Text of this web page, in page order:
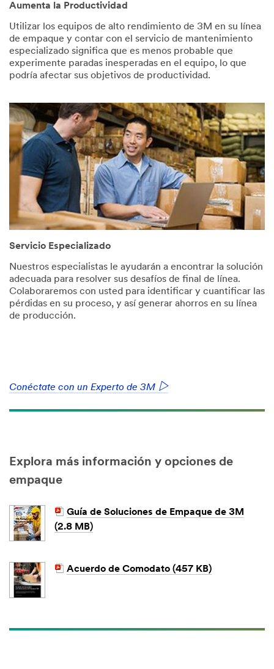
Aumenta la Productividad
Utilizar los equipos de alto rendimiento de 3M en su línea
de empaque y contar con el servicio de mantenimiento
especializado significa que es menos probable que
experimente paradas inesperadas en el equipo, lo que
podría afectar sus objetivos de productividad.
Servicio Especializado
Nuestros especialistas le ayudarán a encontrar la solución
adecuada para resolver sus desafíos de final de línea.
Colaboraremos con usted para identificar y cuantificar las
pérdidas en su proceso, y así generar ahorros en su línea
de producción.
Conéctate con un Experto de 3M
Explora más información y opciones de
empaque
Guía de Soluciones de Empaque de 3M
(2.8 MB)
Acuerdo de Comodato (457 KB)